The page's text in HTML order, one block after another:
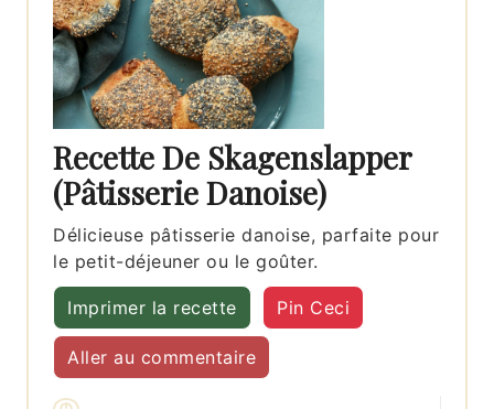
Recette De Skagenslapper
(Pâtisserie Danoise)
Délicieuse pâtisserie danoise, parfaite pour
le petit-déjeuner ou le goûter.
Imprimer la recette Pin Ceci
Aller au commentaire